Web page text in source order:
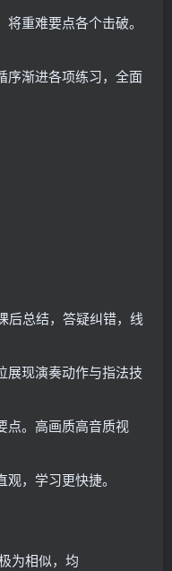
重难要点各个击破。
序渐进各项练习，全面
后总结，答疑纠错，线
展现演奏动作与指法技
点。高画质高音质视
，学习更快捷。
为相似，均